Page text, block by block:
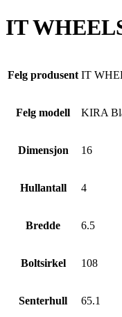
IT
Felg produsent IT
Felg modell KIRA
Dimensjon 16
Hullantall 4
Bredde 6.5
Boltsirkel 108
Senterhull 65.1